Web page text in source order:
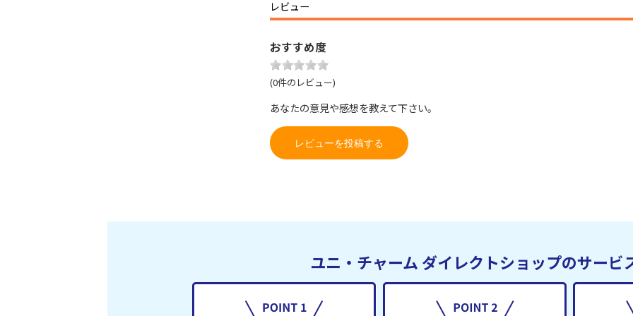
レビュー
おすすめ度
(0件のレビュー)
あなたの意見や感想を教えて下さい。
レビューを投稿する
ユニ・チャーム ダイレクトショップのサービ